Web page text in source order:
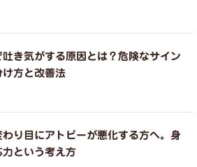
吐き気がする原因とは？危険なサイン
け方と改善法
わり目にアトピーが悪化する方へ。身
力という考え方